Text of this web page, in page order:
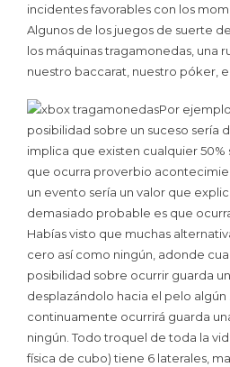
incidentes favorables con los
Algunos de los juegos de suerte
los máquinas tragamonedas, una
nuestro baccarat, nuestro póker,
Por
posibilidad sobre un suceso serí­a
implica que existen cualquier
que ocurra proverbio
un evento serí­a un valor que
demasiado probable es que
Habías visto que muchas
cero así­ como ningún, adonde
posibilidad sobre ocurrir guarda
desplazándolo hacia el pelo algún
continuamente ocurrirá guarda
ningún. Todo troquel de toda la
física de cubo) tiene 6 laterales,